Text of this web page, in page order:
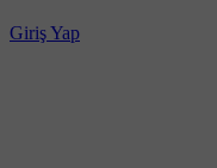
Giriş Yap